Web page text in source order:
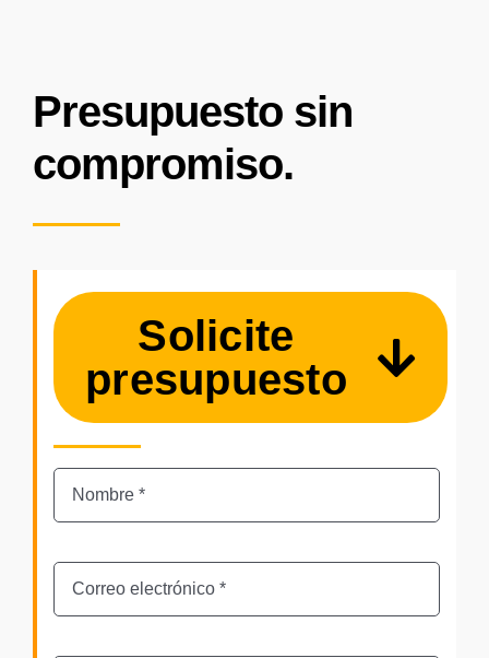
Presupuesto sin
compromiso.
Solicite
presupuesto